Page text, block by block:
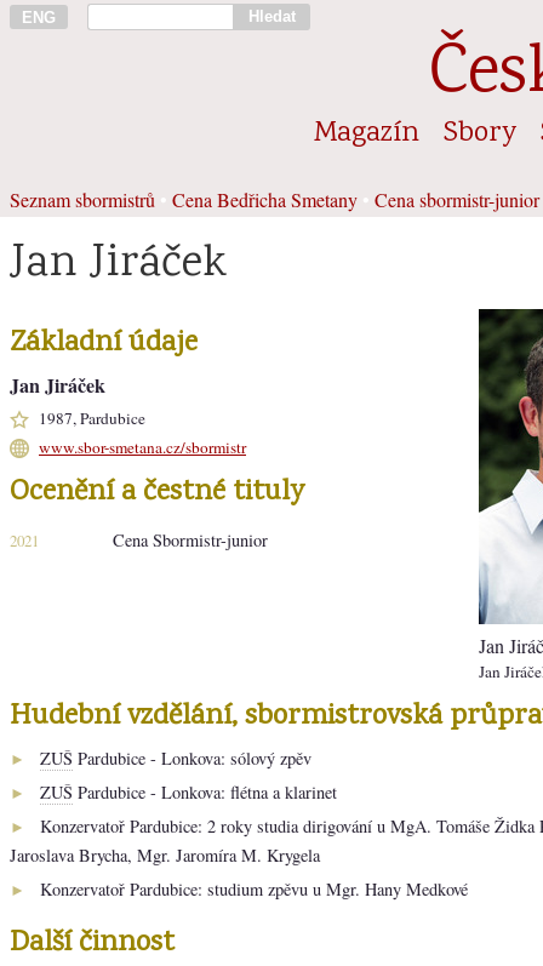
ENG Hledat
Magazín Sbory
Seznam sbormistrů Cena Bedřicha Smetany Cena sbormistr-junior
Jan Jiráček
Jan
Jan
Základní údaje
Jan Jiráček
1987, Pardubice
www.sbor-smetana.cz/sbormistr
Ocenění a čestné tituly
2021 Cena Sbormistr-junior
Hudební vzdělání, sbormistrovská
► ZUŠ Pardubice - Lonkova: sólový zpěv
► ZUŠ Pardubice - Lonkova: flétna a klarinet
►
Konzervatoř Pardubice: 2 roky studia dirigování u MgA. Tomáše Židka
Jaroslava Brycha, Mgr. Jaromíra M. Krygela
► Konzervatoř Pardubice: studium zpěvu u Mgr. Hany Medkové
Další činnost